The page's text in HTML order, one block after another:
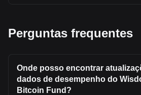
Perguntas frequentes
Onde posso encontrar
dados de desempenho do
Bitcoin Fund?